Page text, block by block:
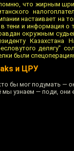
что жирным
настаивает на
тени и информация о
окружным
делягу"
были
и ЦРУ
бы мог подумать —
узнаем — поди, они